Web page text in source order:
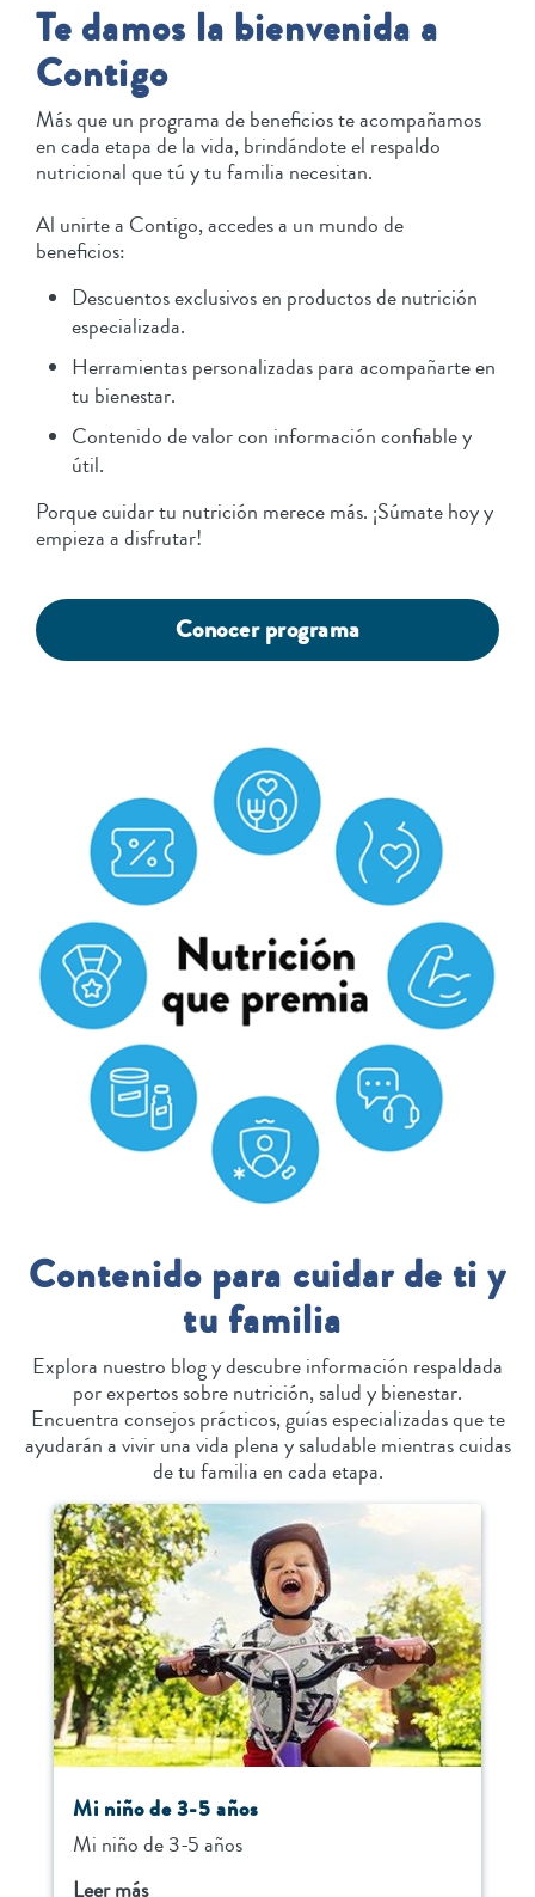
Te damos la bienvenida a
Contigo
Más que un programa de beneficios te acompañamos
en cada etapa de la vida, brindándote el respaldo
nutricional que tú y tu familia necesitan.
Al unirte a Contigo, accedes a un mundo de
beneficios:
Descuentos exclusivos en productos de nutrición
especializada.
Herramientas personalizadas para acompañarte en
tu bienestar.
Contenido de valor con información confiable y
útil.
Porque cuidar tu nutrición merece más. ¡Súmate hoy y
empieza a disfrutar!
Conocer programa
Contenido para cuidar de ti y
tu familia
Explora nuestro blog y descubre información respaldada
por expertos sobre nutrición, salud y bienestar.
Encuentra consejos prácticos, guías especializadas que te
ayudarán a vivir una vida plena y saludable mientras cuidas
de tu familia en cada etapa.
Mi niño de 3-5 años
Mi niño de 3-5 años
Leer más